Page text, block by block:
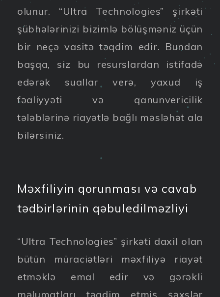
olunur. “Ultra Technologies” şirkəti
şübhələrinizi bizimlə bölüşməniz üçün
bir neçə vasitə təqdim edir. Bundan
başqa, siz bu resurslardan istifadə
edərək suallar verə, yaxud iş
fəaliyyəti və qanunvericilik
tələblərinə riayətlə bağlı məsləhət ala
bilərsiniz.
Məxfiliyin qorunması və cavab
tədbirlərinin qəbuledilməzliyi
“Ultra Technologies” şirkəti daxil olan
bütün müraciətləri məxfiliyə riayət
etməklə emal edir və gərəkli
məlumatları təqdim etmiş şəxslər